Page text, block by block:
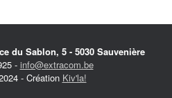
du Sablon, 5 - 5030 Sauvenière
- info@extracom.be
- Création Kiv'la!